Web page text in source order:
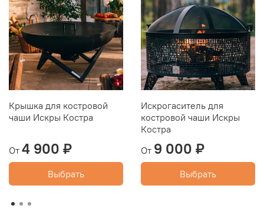
Крышка для костровой
чаши Искры Костра
От 4 900 ₽
Выбрать
Искрогаситель для
костровой чаши Искры
Костра
От 9 000 ₽
Выбрать